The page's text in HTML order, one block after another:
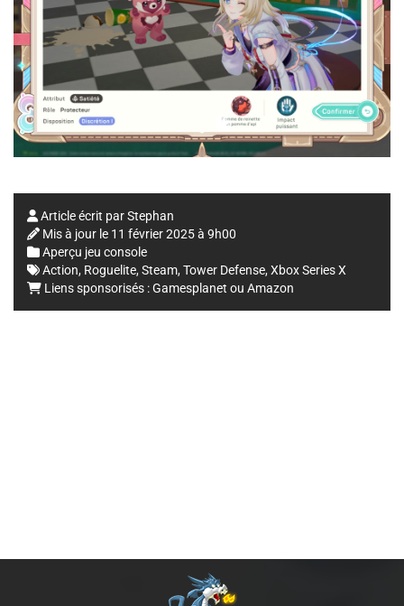
Article écrit parStephan
Mis à jour le 11 février 2025 à 9h00
Aperçu jeu console
Action, Roguelite, Steam, Tower Defense, Xbox Series X
Liens sponsorisés :Gamesplanet ou Amazon